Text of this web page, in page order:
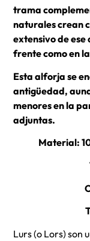
trama
naturales crean
extensivo de
frente como en
Esta alforja se
antigüedad,
menores en la
adjuntas.
Material:
Lurs (o Lors) son